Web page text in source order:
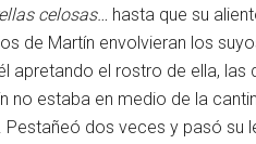
celosas… hasta que su
de Martín envolvieran los
el rostro de ella, las
no estaba en medio de la
dos veces y pasó su